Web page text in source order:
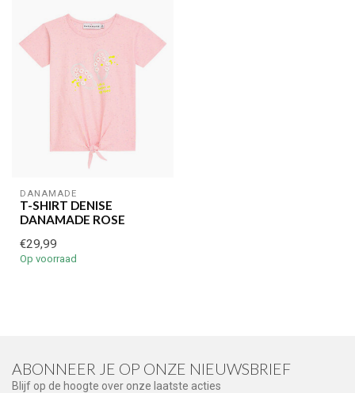
DANAMADE
T-SHIRT DENISE
DANAMADE ROSE
€29,99
Op voorraad
ABONNEER JE OP ONZE NIEUWSBRIEF
Blijf op de hoogte over onze laatste acties